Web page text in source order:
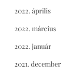
2022. április
2022. március
2022. január
2021. december